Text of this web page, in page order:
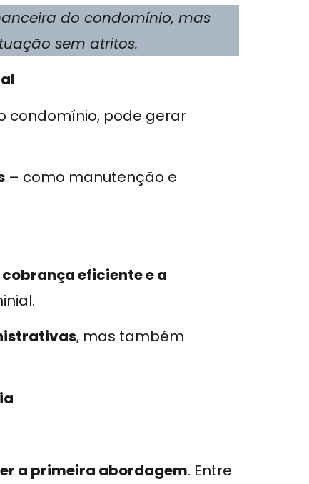
do condomínio, mas
sem atritos.
condomínio, pode gerar
– como manutenção e
eficiente e a
, mas também
a primeira abordagem. Entre